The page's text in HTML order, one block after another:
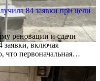
84 заявки при цели
реновации и сдачи
заявки, включая
что первоначальная…